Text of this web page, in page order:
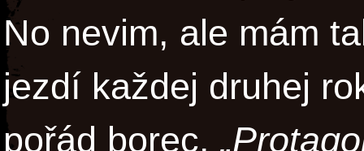
No nevim, ale mám
jezdí každej druhej
pořád borec.